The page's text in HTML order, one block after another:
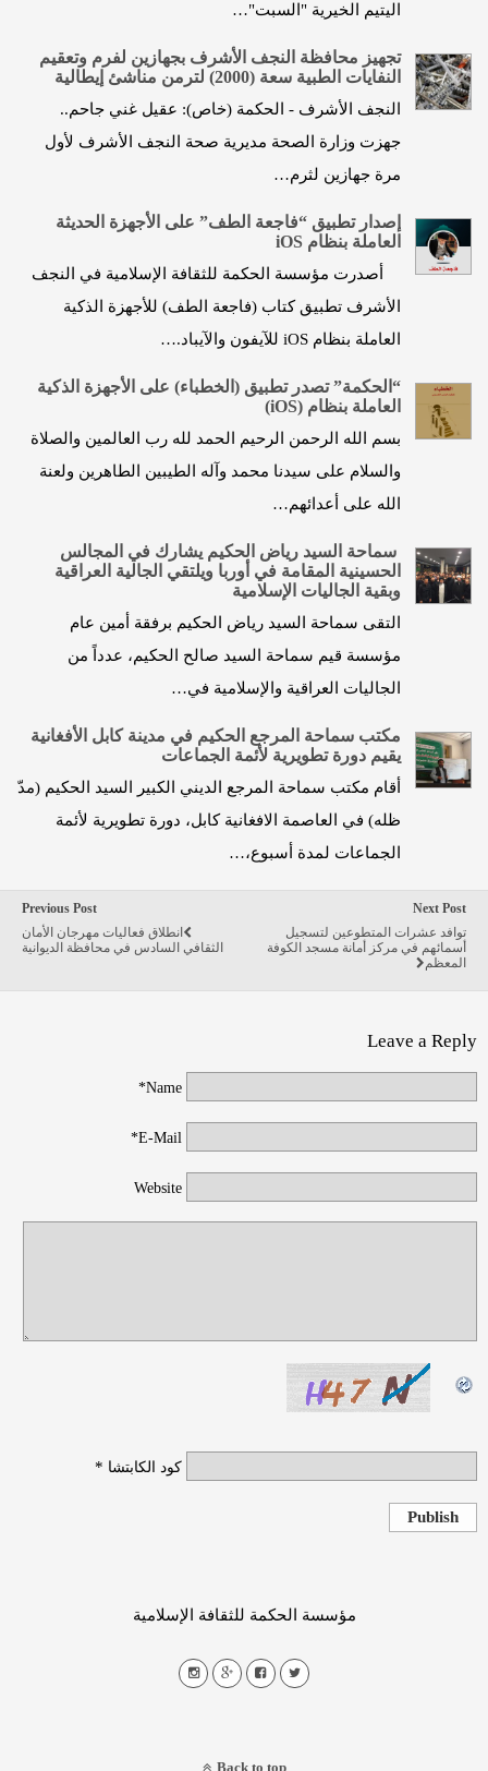
اليتيم الخيرية "السبت"…
تجهيز محافظة النجف الأشرف بجهازين لفرم وتعقيم
النفايات الطبية سعة (2000) لترمن مناشئ إيطالية
النجف الأشرف - الحكمة (خاص): عقيل غني جاحم..
جهزت وزارة الصحة مديرية صحة النجف الأشرف لأول
مرة جهازين لثرم…
إصدار تطبيق “فاجعة الطف” على الأجهزة الحديثة
العاملة بنظام iOS
أصدرت مؤسسة الحكمة للثقافة الإسلامية في النجف
الأشرف تطبيق كتاب (فاجعة الطف) للأجهزة الذكية
العاملة بنظام iOS للآيفون والآيباد.…
“الحكمة” تصدر تطبيق (الخطباء) على الأجهزة الذكية
العاملة بنظام (iOS)
بسم الله الرحمن الرحيم الحمد لله رب العالمين والصلاة
والسلام على سيدنا محمد وآله الطيبين الطاهرين ولعنة
الله على أعدائهم…
سماحة السيد رياض الحكيم يشارك في المجالس
الحسينية المقامة في أوربا ويلتقي الجالية العراقية
وبقية الجاليات الإسلامية
التقى سماحة السيد رياض الحكيم برفقة أمين عام
مؤسسة قيم سماحة السيد صالح الحكيم، عدداً من
الجاليات العراقية والإسلامية في…
مكتب سماحة المرجع الحكيم في مدينة كابل الأفغانية
يقيم دورة تطويرية لأئمة الجماعات
أقام مكتب سماحة المرجع الديني الكبير السيد الحكيم (مدّ
ظله) في العاصمة الافغانية كابل، دورة تطويرية لأئمة
الجماعات لمدة أسبوع،…
Previous Post
انطلاق فعاليات مهرجان الأمان
الثقافي السادس في محافظة الديوانية
Next Post
توافد عشرات المتطوعين لتسجيل
أسمائهم في مركز أمانة مسجد الكوفة
المعظم
Leave a Reply
Name*
E-Mail*
Website
كود الكابتشا *
Publish
مؤسسة الحكمة للثقافة الإسلامية
Back to top